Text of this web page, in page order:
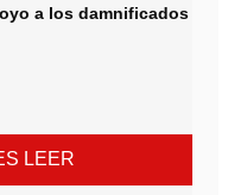
a los damnificados
LEER